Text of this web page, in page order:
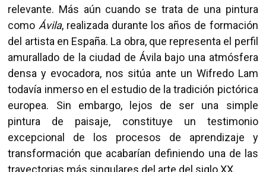
relevante. Más aún cuando se trata de una pintura
como Ávila, realizada durante los años de formación
del artista en España. La obra, que representa el perfil
amurallado de la ciudad de Ávila bajo una atmósfera
densa y evocadora, nos sitúa ante un Wifredo Lam
todavía inmerso en el estudio de la tradición pictórica
europea. Sin embargo, lejos de ser una simple
pintura de paisaje, constituye un testimonio
excepcional de los procesos de aprendizaje y
transformación que acabarían definiendo una de las
trayectorias más singulares del arte del siglo XX.